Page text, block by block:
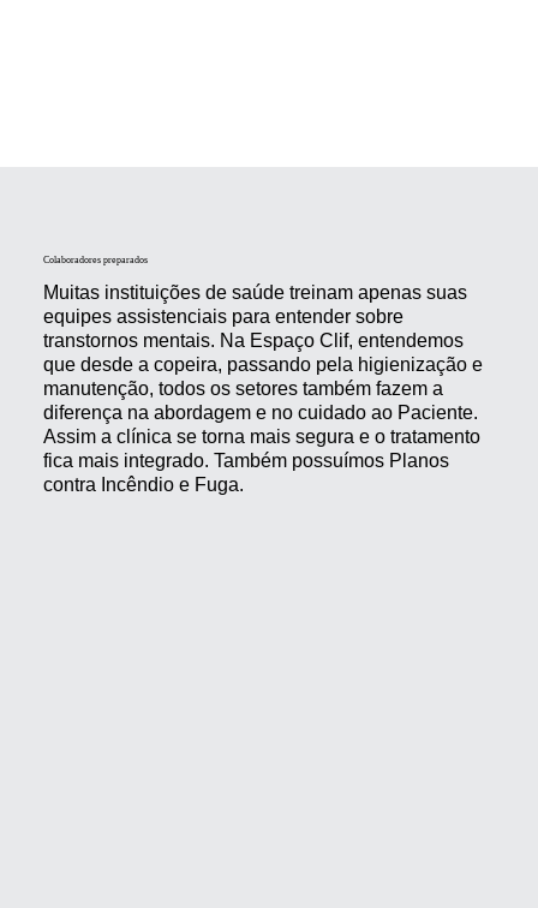
Colaboradores preparados
Muitas instituições de saúde treinam apenas suas
equipes assistenciais para entender sobre
transtornos mentais. Na Espaço Clif, entendemos
que desde a copeira, passando pela higienização e
manutenção, todos os setores também fazem a
diferença na abordagem e no cuidado ao Paciente.
Assim a clínica se torna mais segura e o tratamento
fica mais integrado. Também possuímos Planos
contra Incêndio e Fuga.